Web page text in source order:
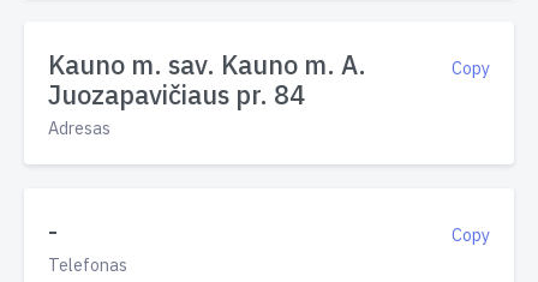
Copy
Kauno m. sav. Kauno m. A.
Juozapavičiaus pr. 84
Adresas
Copy
-
Telefonas